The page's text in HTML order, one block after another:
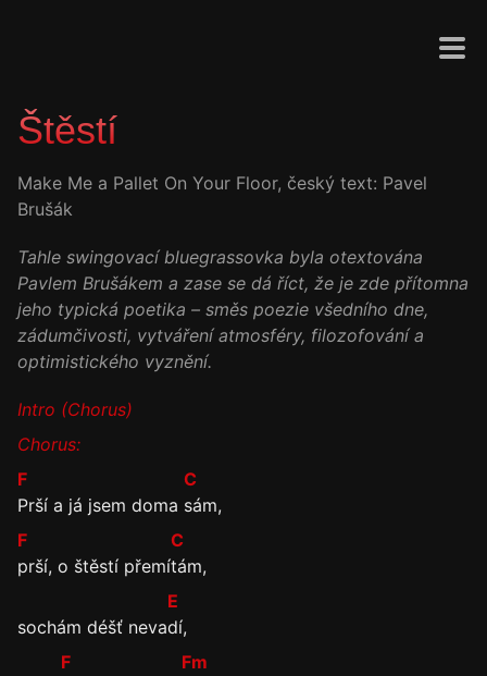
Štěstí
Make Me a Pallet On Your Floor, český text: Pavel
Brušák
Tahle swingovací bluegrassovka byla otextována
Pavlem Brušákem a zase se dá říct, že je zde přítomna
jeho typická poetika – směs poezie všedního dne,
zádumčivosti, vytváření atmosféry, filozofování a
optimistického vyznění.
Intro (Chorus)
Chorus:
F
Prší a já jsem doma
C
sám,
F
prší, o štěstí přemí
C
tám,
sochám déšť neva
E
dí,
F
Fm